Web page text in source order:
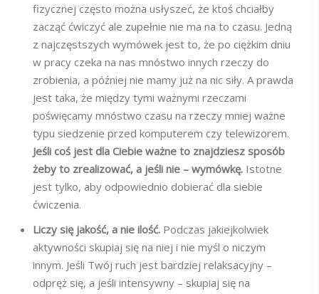
fizycznej często można usłyszeć, że ktoś chciałby
zacząć ćwiczyć ale zupełnie nie ma na to czasu. Jedną
z najczęstszych wymówek jest to, że po ciężkim dniu
w pracy czeka na nas mnóstwo innych rzeczy do
zrobienia, a później nie mamy już na nic siły. A prawda
jest taka, że między tymi ważnymi rzeczami
poświęcamy mnóstwo czasu na rzeczy mniej ważne
typu siedzenie przed komputerem czy telewizorem.
Jeśli coś jest dla Ciebie ważne to znajdziesz sposób
żeby to zrealizować, a jeśli nie – wymówkę. Istotne
jest tylko, aby odpowiednio dobierać dla siebie
ćwiczenia.
Liczy się jakość, a nie ilość. Podczas jakiejkolwiek
aktywności skupiaj się na niej i nie myśl o niczym
innym. Jeśli Twój ruch jest bardziej relaksacyjny –
odpręż się, a jeśli intensywny – skupiaj się na